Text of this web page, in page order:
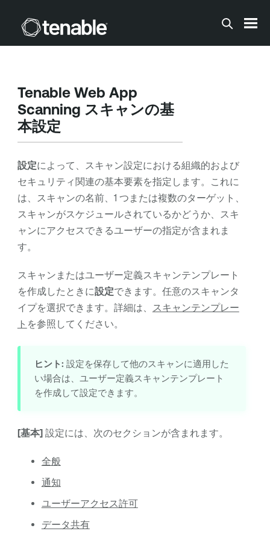
メインコンテンツに移動する
Tenable Web App
Scanning スキャンの基
本設定
設定によって、スキャン設定における組織的および
セキュリティ関連の基本要素を指定します。これに
は、スキャンの名前、 1 つまたは複数のターゲット
スキャンがスケジュールされているかどうか、スキ
ャンにアクセスできるユーザーの指定が含まれま
す。
スキャンまたはユーザー定義スキャンテンプレート
を作成したときに設定できます。任意のスキャンタ
イプを選択できます。詳細は、
スキャンテンプレー
ト を参照してください。
ヒント: 設定を保存して他のスキャンに適用した
い場合は、ユーザー定義スキャンテンプレート
を作成して設定できます。
[基本]設定には、次のセクションが含まれます。
全般
通知
ユーザーアクセス許可
データ共有